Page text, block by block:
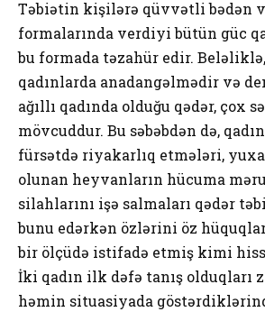
Təbiətin kişilərə qüvvətli bədən
formalarında verdiyi bütün güc
bu formada təzahür edir.
qadınlarda anadangəlmədir və
ağıllı qadında olduğu qədər, çox
mövcuddur. Bu səbəbdən də,
fürsətdə riyakarlıq etmələri,
olunan heyvanların hücuma
silahlarını işə salmaları qədər
bunu edərkən özlərini öz
bir ölçüdə istifadə etmiş kimi
İki qadın ilk dəfə tanış olduqları
həmin situasiyada